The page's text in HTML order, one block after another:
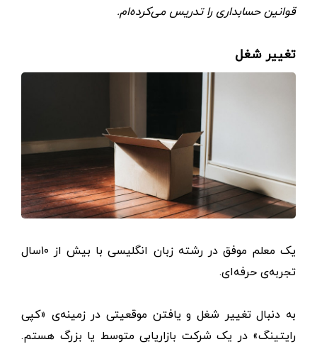
قوانین حسابداری را تدریس می‌کرده‌ام.
تغییر شغل
یک معلم موفق در رشته زبان انگلیسی با بیش از ۱۰‌سال
تجربه‌ی حرفه‌ای.
به دنبال تغییر شغل و یافتن موقعیتی در زمینه‌ی «کپی
رایتینگ» در یک شرکت بازاریابی متوسط یا بزرگ هستم.